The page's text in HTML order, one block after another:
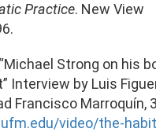
Practice. New View
Strong on his
Interview by Luis
Francisco Marroquín,
video/the-